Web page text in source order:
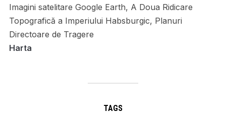
Imagini satelitare Google Earth, A Doua Ridicare
Topografică a Imperiului Habsburgic, Planuri
Directoare de Tragere
Harta
TAGS